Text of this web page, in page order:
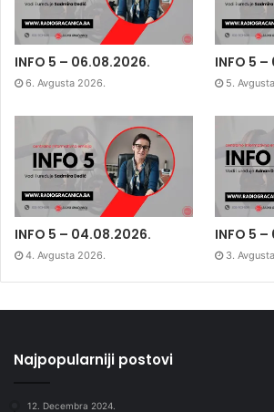
INFO 5 – 06.08.2026.
6. Avgusta 2026.
INFO 5
5.
INFO 5 – 04.08.2026.
4. Avgusta 2026.
INFO 5
3.
Najpopularniji postovi
12. Decembra 2024.